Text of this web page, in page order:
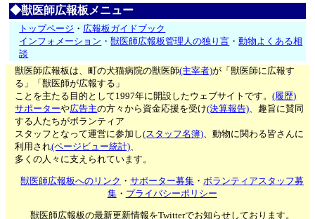
◆獣医師広報板メニュー
トップページ ・ 広報板ガイドブック
インフォメーション ・獣医師広報板管理人の独り言 ・動物よくある相
談
獣医師広報板は、町の犬猫病院の獣医師(主宰者)が「獣医師に広報す
る」「獣医師が広報する」
ことを主たる目的として1997年に開設したウェブサイトです。(履歴)
サポーターや広告主の方々から資金応援を受け(決算報告)、趣旨に賛同
する人たちがボランティア
スタッフとなって運営に参加し(スタッフ名簿)、動物に関わる皆さんに
利用され(ページビュー統計)、
多くの人々に支えられています。
獣医師広報板へのリンク ・サポーター募集 ・ボランティアスタッフ募
集・ プライバシーポリシー
獣医師広報板の最新更新情報をTwitterでお知らせしております。